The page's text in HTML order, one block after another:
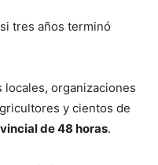
tres años terminó
locales, organizaciones
y cientos de
de 48 horas.